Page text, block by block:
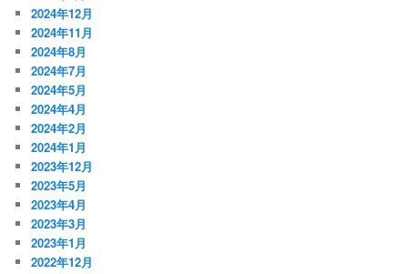
2024年12月
2024年11月
2024年8月
2024年7月
2024年5月
2024年4月
2024年2月
2024年1月
2023年12月
2023年5月
2023年4月
2023年3月
2023年1月
2022年12月